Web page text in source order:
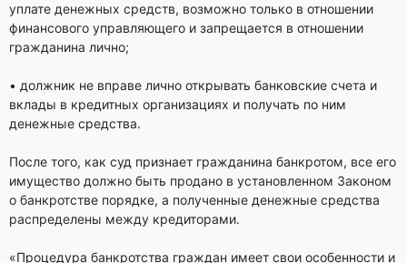
уплате денежных средств, возможно только в отношении
финансового управляющего и запрещается в отношении
гражданина лично;
• должник не вправе лично открывать банковские счета и
вклады в кредитных организациях и получать по ним
денежные средства.
После того, как суд признает гражданина банкротом, все его
имущество должно быть продано в установленном Законом
о банкротстве порядке, а полученные денежные средства
распределены между кредиторами.
«Процедура банкротства граждан имеет свои особенности и